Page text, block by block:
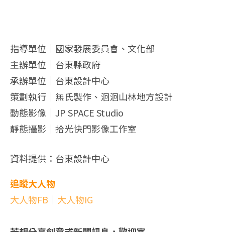
指導單位｜國家發展委員會、文化部
主辦單位｜台東縣政府
承辦單位｜台東設計中心
策劃執行｜無氏製作、洄洄山林地方設計
動態影像｜JP SPACE Studio
靜態攝影｜拾光快門影像工作室
資料提供：台東設計中心
追蹤大人物
大人物FB ｜ 大人物IG